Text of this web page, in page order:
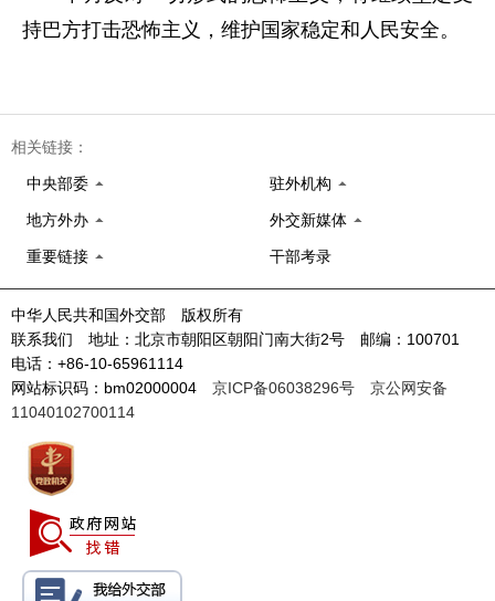
持巴方打击恐怖主义，维护国家稳定和人民安全。
相关链接：
中央部委 驻外机构
地方外办 外交新媒体
重要链接 干部考录
中华人民共和国外交部 版权所有
联系我们 地址：北京市朝阳区朝阳门南大街2号 邮编：100701
电话：+86-10-65961114
网站标识码：bm02000004 京ICP备06038296号
京公网安备
11040102700114